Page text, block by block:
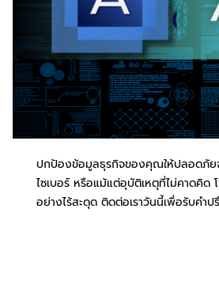
ปกป้องข้อมูลธุรกิจของคุณให้ปลอดภัย
ไซเบอร์ หรือแม้แต่อุบัติเหตุที่ไม่คาดคิด
อย่างไร้สะดุด ติดต่อเราวันนี้เพื่อรับค